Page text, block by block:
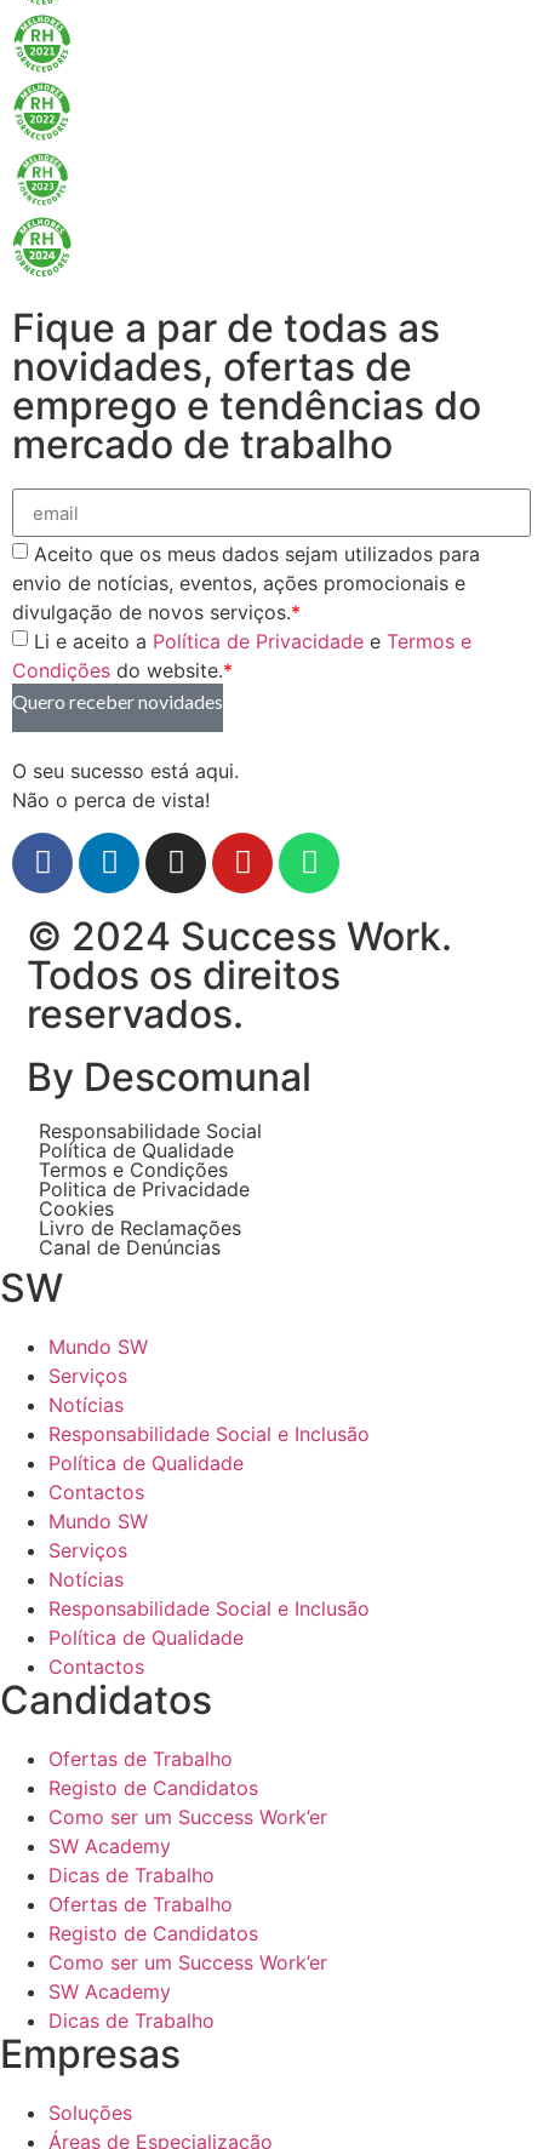
Fique a par de todas as
novidades, ofertas de
emprego e tendências do
mercado de trabalho
Aceito que os meus dados sejam utilizados para
envio de notícias, eventos, ações promocionais e
divulgação de novos serviços.*
Li e aceito a Política de Privacidade e Termos e
Condições do website.*
Quero receber novidades
O seu sucesso está aqui.
Não o perca de vista!
© 2024 Success Work.
Todos os direitos
reservados.
By Descomunal
Responsabilidade Social
Política de Qualidade
Termos e Condições
Politica de Privacidade
Cookies
Livro de Reclamações
Canal de Denúncias
SW
Mundo SW
Serviços
Notícias
Responsabilidade Social e Inclusão
Política de Qualidade
Contactos
Mundo SW
Serviços
Notícias
Responsabilidade Social e Inclusão
Política de Qualidade
Contactos
Candidatos
Ofertas de Trabalho
Registo de Candidatos
Como ser um Success Work’er
SW Academy
Dicas de Trabalho
Ofertas de Trabalho
Registo de Candidatos
Como ser um Success Work’er
SW Academy
Dicas de Trabalho
Empresas
Soluções
Áreas de Especialização